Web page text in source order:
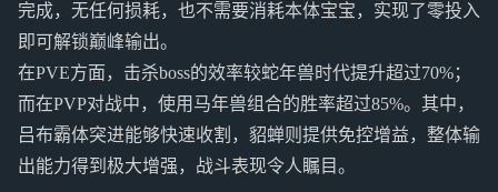
完成，无任何损耗，也不需要消耗本体宝宝，实现了零投入
即可解锁巅峰输出。
在PVE方面，击杀boss的效率较蛇年兽时代提升超过70%；
而在PVP对战中，使用马年兽组合的胜率超过85%。其中，
吕布霸体突进能够快速收割，貂蝉则提供免控增益，整体输
出能力得到极大增强，战斗表现令人瞩目。